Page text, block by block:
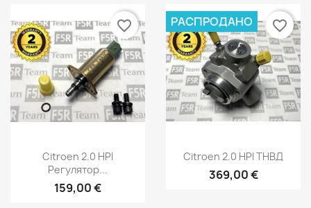
Быстрый просмотр
Citroen 2.0 HPI
Регулятор...
159,00 €
favorite_border
Быстрый просмотр
Citroen 2.0 HPI ТНВД
369,00 €
РАСПРОДАНО favorite_border
Create wishlist ×